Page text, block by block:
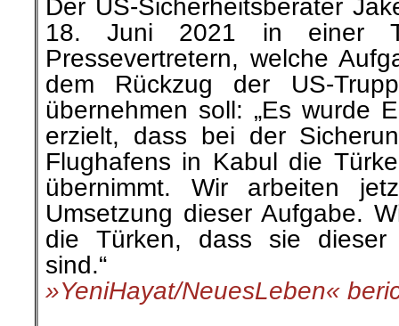
Äußerlichkeiten gemessen.
entstehen pauschal zweierlei
und die „nicht religiösen“
bedeckte Muslima als
radikal gilt, wird
offene/unverschleierte
fortschrittlich und modern,
auch als unreligiös
Einstufung klingen mag, ist
unserer gesellschaftlichen
beeinflusst den Alltag vieler
»Die Freiheitsliebe« berichtete